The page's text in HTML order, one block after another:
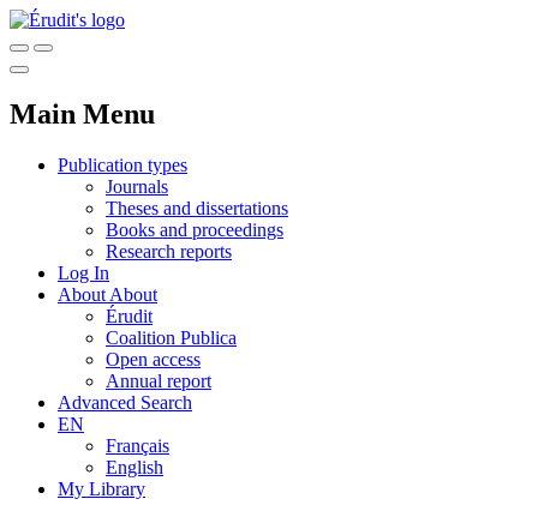
Main Menu
Publication types
Journals
Theses and dissertations
Books and proceedings
Research reports
Log In
About About
Érudit
Coalition Publica
Open access
Annual report
Advanced Search
EN
Français
English
My Library